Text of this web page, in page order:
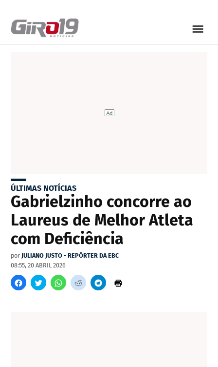
ÚLTIMAS NOTÍCIAS
Gabrielzinho concorre ao
Laureus de Melhor Atleta
com Deficiência
por JULIANO JUSTO - REPÓRTER DA EBC
08:55, 20 ABRIL 2026